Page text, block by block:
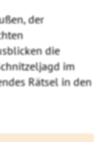
der
die
im
Rätsel in den